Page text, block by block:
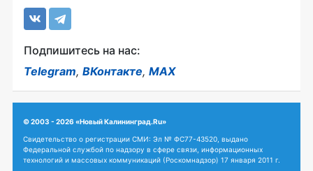
Подпишитесь на нас:
Telegram, ВКонтакте, MAX
© 2003 - 2026 «Новый Калининград.Ru»
Свидетельство о регистрации СМИ: Эл № ФС77-43520, выдано
Федеральной службой по надзору в сфере связи, информационных
технологий и массовых коммуникаций (Роскомнадзор) 17 января 2011 г.